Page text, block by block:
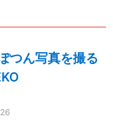
つん写真を撮る